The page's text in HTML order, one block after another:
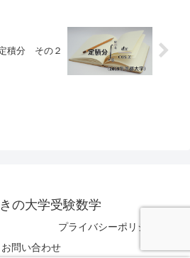
定積分 その２
の大学受験数学
プライバシーポリシー
お問い合わせ